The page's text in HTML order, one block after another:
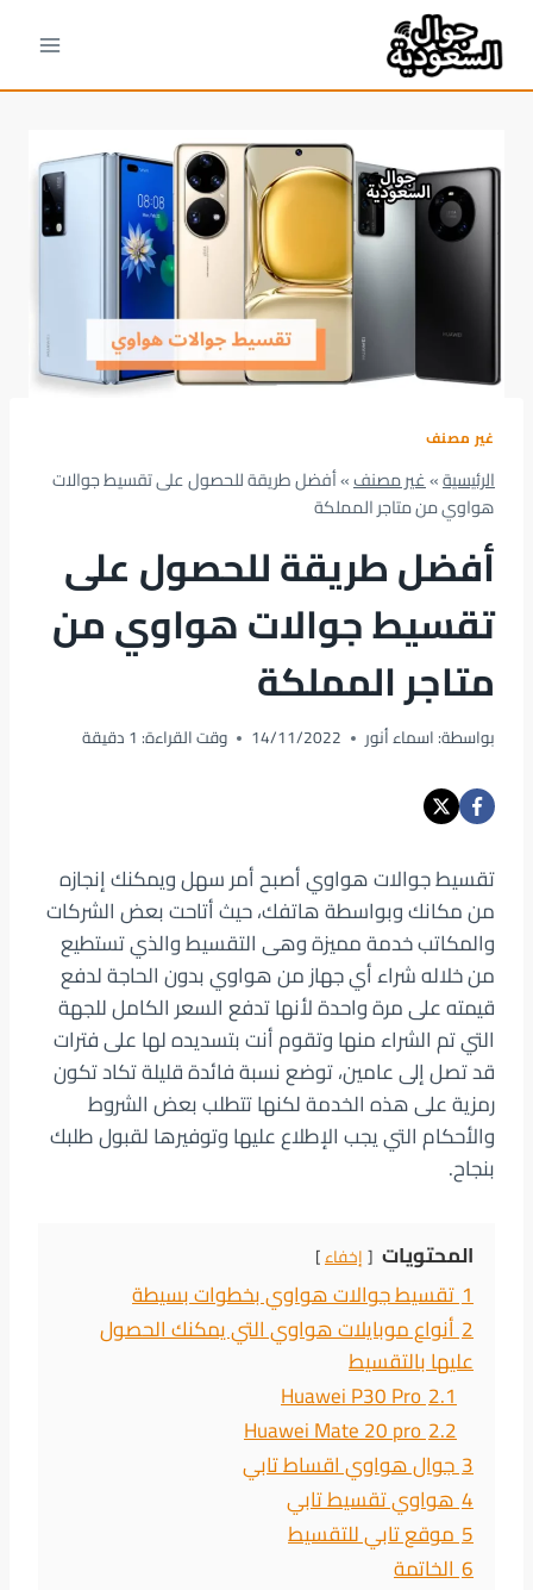
المحتوى
غير مصنف
الرئيسية»غير مصنف»أفضل طريقة للحصول على تقسيط جوالات
هواوي من متاجر المملكة
أفضل طريقة للحصول على
تقسيط جوالات هواوي من
متاجر المملكة
بواسطة:اسماء أنور 14/11/2022 وقت القراءة: 1دقيقة
تقسيط جوالات هواوي أصبح أمر سهل ويمكنك إنجازه
من مكانك وبواسطة هاتفك، حيث أتاحت بعض الشركات
والمكاتب خدمة مميزة وهى التقسيط والذي تستطيع
من خلاله شراء أي جهاز من هواوي بدون الحاجة لدفع
قيمته على مرة واحدة لأنها تدفع السعر الكامل للجهة
التي تم الشراء منها وتقوم أنت بتسديده لها على فترات
قد تصل إلى عامين، توضع نسبة فائدة قليلة تكاد تكون
رمزية على هذه الخدمة لكنها تتطلب بعض الشروط
والأحكام التي يجب الإطلاع عليها وتوفيرها لقبول طلبك
بنجاح.
المحتويات إخفاء
1تقسيط جوالات هواوي بخطوات بسيطة
2أنواع موبايلات هواوي التي يمكنك الحصول
عليها بالتقسيط
2.1
Huawei P30 Pro
2.2
Huawei Mate 20 pro
3جوال هواوي اقساط تابي
4هواوي تقسيط تابي
5موقع تابي للتقسيط
6الخاتمة